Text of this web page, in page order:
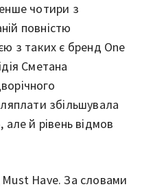
чотири з
повністю
з таких є бренд One
Сметана
збільшувала
але й рівень відмов
Have. За словами